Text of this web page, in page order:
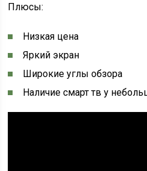
Плюсы:
Низкая цена
Яркий экран
Широкие углы обзора
Наличие смарт тв у